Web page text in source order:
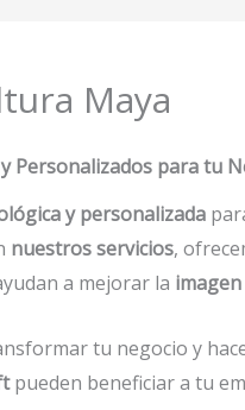
Maya
Personalizados para tu
y personalizada
nuestros servicios,
a mejorar la
tu negocio y
pueden beneficiar a tu